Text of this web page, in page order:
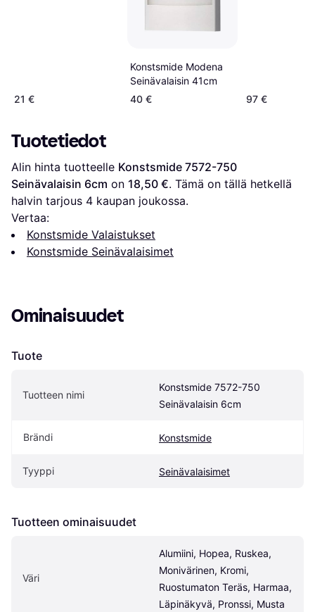
21 €
Konstsmide Modena
Seinävalaisin 41cm
40 €
97 €
Tuotetiedot
Alin hinta tuotteelle Konstsmide 7572-750
Seinävalaisin 6cm on 18,50 €. Tämä on tällä hetkellä
halvin tarjous 4 kaupan joukossa.
Vertaa:
Konstsmide Valaistukset
Konstsmide Seinävalaisimet
Ominaisuudet
Tuote
Tuotteen nimi
Konstsmide 7572-750
Seinävalaisin 6cm
Brändi Konstsmide
Tyyppi Seinävalaisimet
Tuotteen ominaisuudet
Väri
Alumiini, Hopea, Ruskea,
Monivärinen, Kromi,
Ruostumaton Teräs, Harmaa,
Läpinäkyvä, Pronssi, Musta